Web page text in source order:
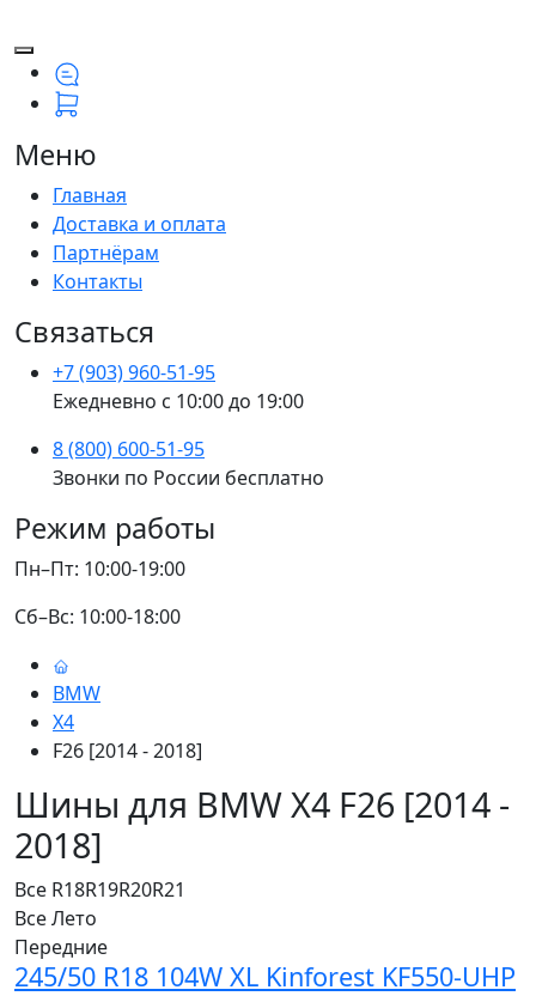
Меню
Главная
Доставка и оплата
Партнёрам
Контакты
Связаться
+7 (903) 960-51-95
Ежедневно с 10:00 до 19:00
8 (800) 600-51-95
Звонки по России бесплатно
Режим работы
Пн–Пт: 10:00-19:00
Сб–Вс: 10:00-18:00
BMW
X4
F26 [2014 - 2018]
Шины для BMW X4 F26 [2014 -
2018]
Все R18R19R20R21
ВсеЛето
Передние
245/50 R18 104W XL Kinforest KF550-UHP